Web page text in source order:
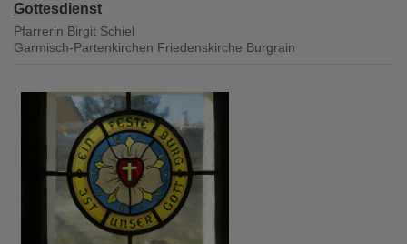
Gottesdienst
Pfarrerin Birgit Schiel
Garmisch-Partenkirchen Friedenskirche Burgrain